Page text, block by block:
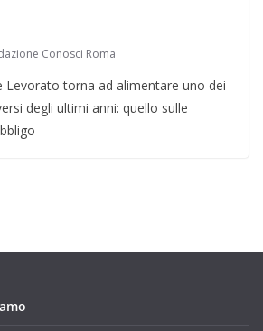
Conosci Roma
Levorato torna ad alimentare uno dei
degli ultimi anni: quello sulle